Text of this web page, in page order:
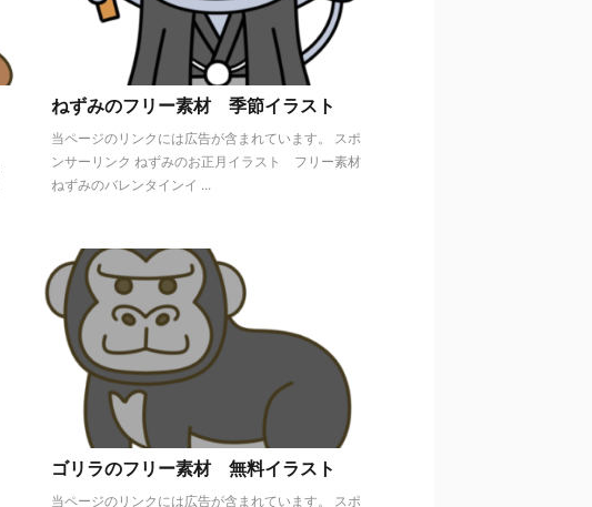
ねずみのフリー素材 季節イラスト
当ページのリンクには広告が含まれています。 スポ
ンサーリンク ねずみのお正月イラスト フリー素材
ねずみのバレンタインイ ...
ゴリラのフリー素材 無料イラスト
当ページのリンクには広告が含まれています。 スポ